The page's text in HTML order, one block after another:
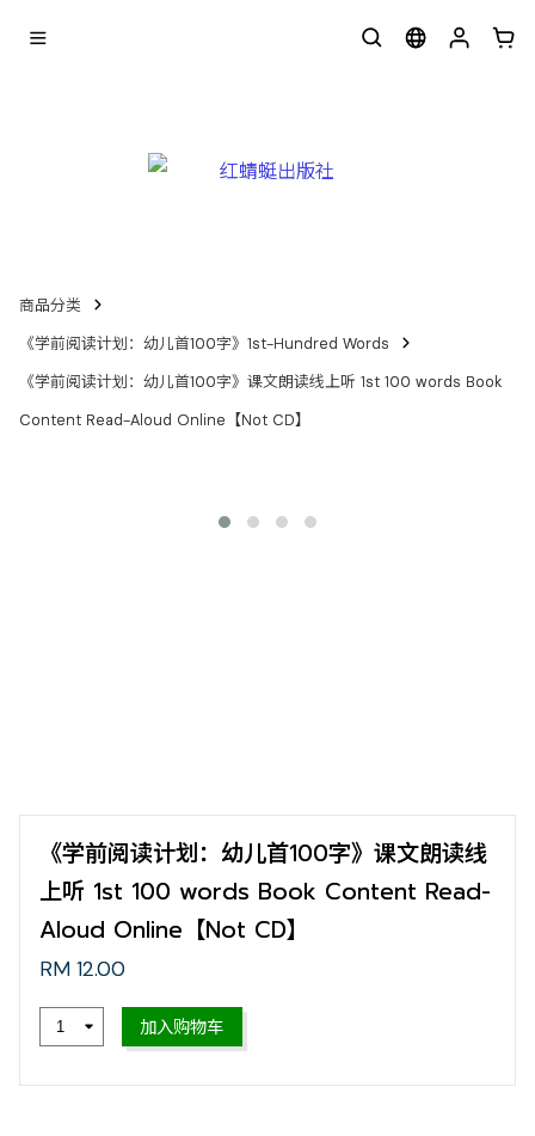
商品分类
《学前阅读计划：幼儿首100字》1st-Hundred Words
《学前阅读计划：幼儿首100字》课文朗读线上听 1st 100 words Book
Content Read-Aloud Online【Not CD】
《学前阅读计划：幼儿首100字》课文朗读线
上听 1st 100 words Book Content Read-
Aloud Online【Not CD】
RM 12.00
加入购物车